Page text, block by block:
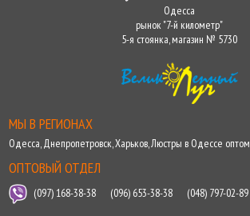
Одесса
рынок "7-й километр"
5-я стоянка, магазин № 5730
МЫ В РЕГИОНАХ
Одесса,Днепропетровск,Харьков,Люстры в Одессе оптом
ОПТОВЫЙ ОТДЕЛ
(097) 168-38-38 (096) 653-38-38 (048) 797-02-89